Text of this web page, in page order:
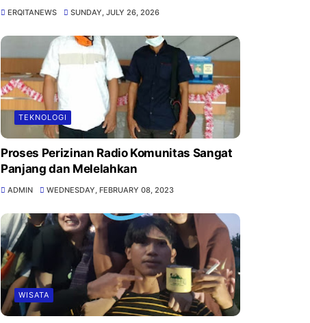
ERQITANEWS SUNDAY, JULY 26, 2026
TEKNOLOGI
Proses Perizinan Radio Komunitas Sangat
Panjang dan Melelahkan
ADMIN WEDNESDAY, FEBRUARY 08, 2023
WISATA